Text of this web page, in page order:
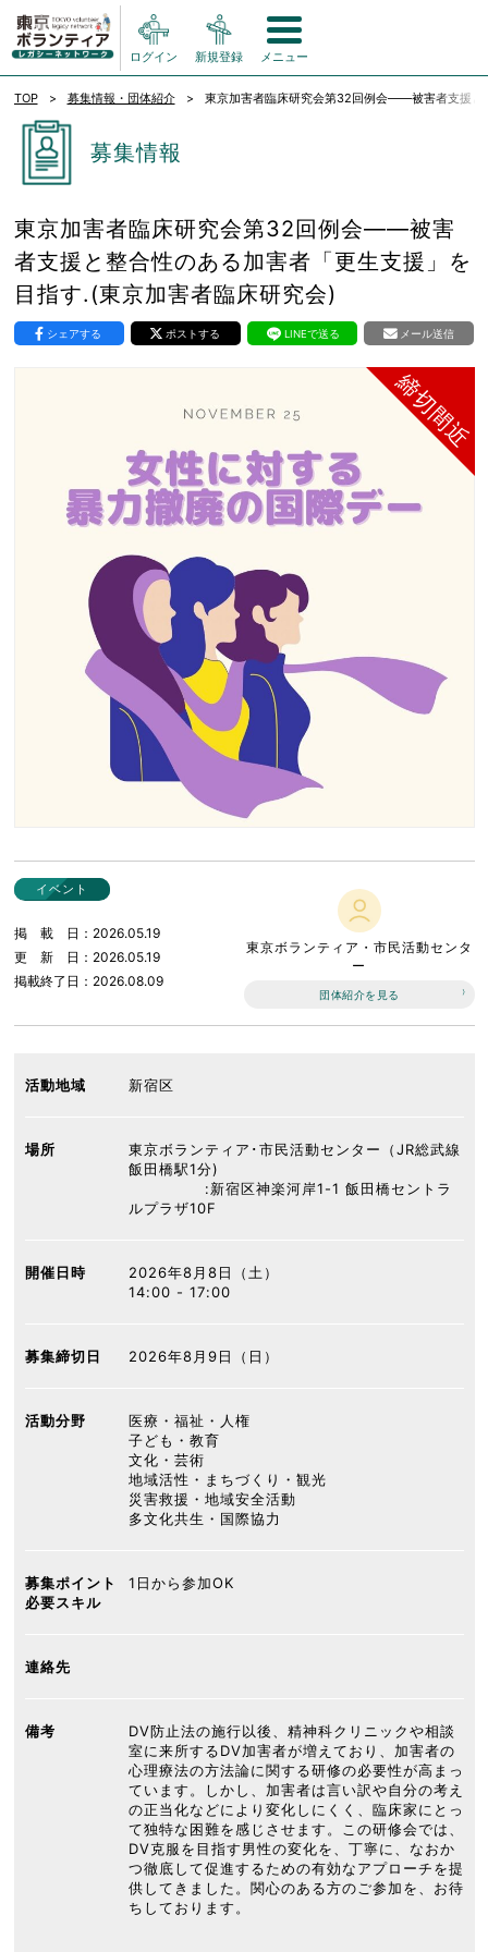
ログイン 新規登録 メニュー
TOP 募集情報・団体紹介 東京加害者臨床研究会第32回例会――被害者支援と
募集情報
東京加害者臨床研究会第32回例会――被害
者支援と整合性のある加害者「更生支援」を
目指す.(東京加害者臨床研究会)
シェアする ポストする LINEで送る メール送信
締切間近
イベント
掲載日
2026.05.19
更新日
2026.05.19
掲載終了日
2026.08.09
東京ボランティア・市民活動センタ
ー
団体紹介を見る
活動地域 新宿区
場所
東京ボランティア･市民活動センター（JR総武線
飯田橋駅1分)
:新宿区神楽河岸1-1 飯田橋セントラ
ルプラザ10F
開催日時
2026年8月8日（土）
14:00 - 17:00
募集締切日 2026年8月9日（日）
活動分野
医療・福祉・人権
子ども・教育
文化・芸術
地域活性・まちづくり・観光
災害救援・地域安全活動
多文化共生・国際協力
募集ポイント
必要スキル
1日から参加OK
連絡先
備考
DV防止法の施行以後、精神科クリニックや相談
室に来所するDV加害者が増えており、加害者の
心理療法の方法論に関する研修の必要性が高まっ
ています。しかし、加害者は言い訳や自分の考え
の正当化などにより変化しにくく、臨床家にとっ
て独特な困難を感じさせます。この研修会では、
DV克服を目指す男性の変化を、丁寧に、なおか
つ徹底して促進するための有効なアプローチを提
供してきました。関心のある方のご参加を、お待
ちしております。